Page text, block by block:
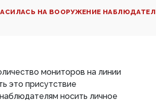
НА ВООРУЖЕНИЕ
мониторов на линии
это присутствие
носить личное